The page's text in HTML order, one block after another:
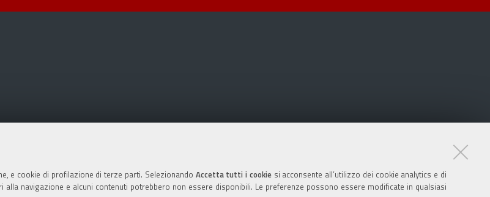
e cookie di profilazione di terze parti. Selezionando Accetta tutti i cookiesi acconsente all’utilizzo dei cookie analytics e di
navigazione e alcuni contenuti potrebbero non essere disponibili. Le preferenze possono essere modificate in qualsiasi